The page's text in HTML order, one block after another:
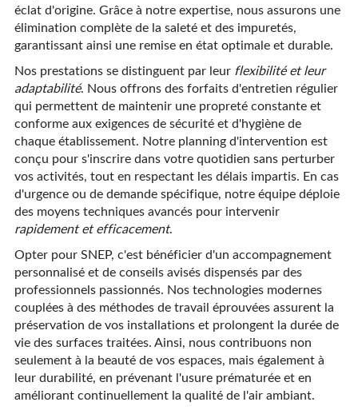
éclat d'origine. Grâce à notre expertise, nous assurons une
élimination complète de la saleté et des impuretés,
garantissant ainsi une remise en état optimale et durable.
Nos prestations se distinguent par leur flexibilité et leur
adaptabilité. Nous offrons des forfaits d'entretien régulier
qui permettent de maintenir une propreté constante et
conforme aux exigences de sécurité et d'hygiène de
chaque établissement. Notre planning d'intervention est
conçu pour s'inscrire dans votre quotidien sans perturber
vos activités, tout en respectant les délais impartis. En cas
d'urgence ou de demande spécifique, notre équipe déploie
des moyens techniques avancés pour intervenir
rapidement et efficacement.
Opter pour SNEP, c'est bénéficier d'un accompagnement
personnalisé et de conseils avisés dispensés par des
professionnels passionnés. Nos technologies modernes
couplées à des méthodes de travail éprouvées assurent la
préservation de vos installations et prolongent la durée de
vie des surfaces traitées. Ainsi, nous contribuons non
seulement à la beauté de vos espaces, mais également à
leur durabilité, en prévenant l'usure prématurée et en
améliorant continuellement la qualité de l'air ambiant.